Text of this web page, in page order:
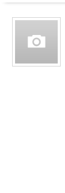
Buzau
Cabinet